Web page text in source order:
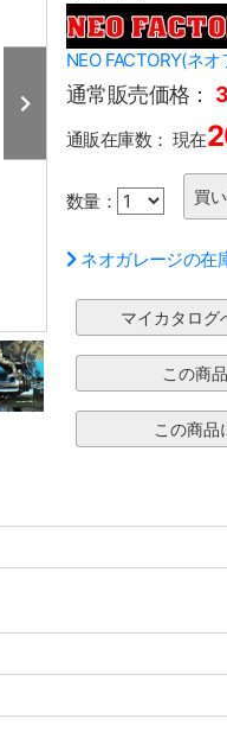
NEO FACTORY(ネ
通常販売価格：
通販在庫数： 現在
数量：
ネオガレージの在